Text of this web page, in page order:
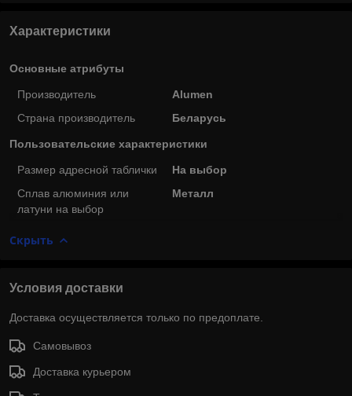
Характеристики
Основные атрибуты
Производитель
Alumen
Страна производитель
Беларусь
Пользовательские характеристики
Размер адресной таблички
На выбор
Сплав алюминия или
латуни на выбор
Металл
Скрыть
Условия доставки
Доставка осуществляется только по предоплате.
Самовывоз
Доставка курьером